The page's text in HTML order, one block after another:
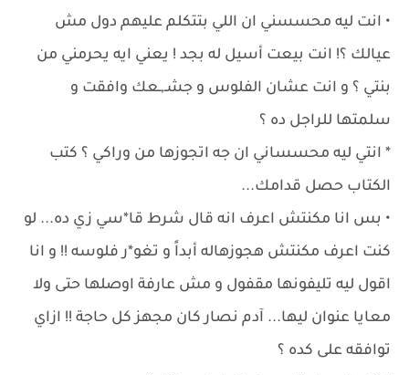
• انت ليه محسسني ان اللي بتتكلم عليهم دول مش
عيالك ؟! انت بيعت أسيل له بجد ! يعني ايه يحرمني من
بنتي ؟ و انت عشان الفلوس و جشـ,ـعك وافقت و
سلمتها للراجل ده ؟
* انتي ليه محسساني ان جه اتجوزها من وراكي ؟ كتب
الكتاب حصل قدامك...
• بس انا مكنتش اعرف انه قال شرط قا*سي زي ده... لو
كنت اعرف مكنتش هجوزهاله أبداً و تغو*ر فلوسه !! و انا
اقول ليه تليفونها مقفول و مش عارفة اوصلها حتى ولا
معايا عنوان ليها... آدم نصار كان مجهز كل حاجة !! ازاي
توافقه على كده ؟